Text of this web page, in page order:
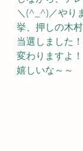
＼(^_^)／やり
挙、押しの木
当選しました
変わりますよ！
嬉しいな～～